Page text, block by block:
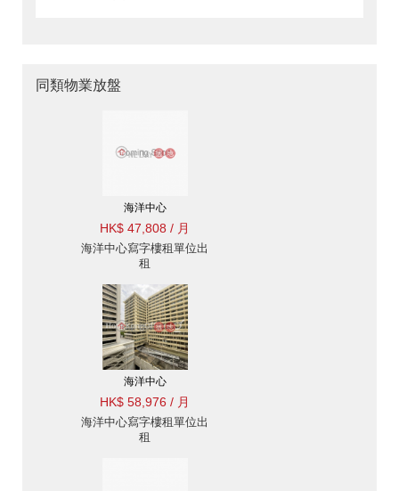
同類物業放盤
海洋中心
HK$ 47,808 / 月
海洋中心寫字樓租單位出
租
海洋中心
HK$ 58,976 / 月
海洋中心寫字樓租單位出
租